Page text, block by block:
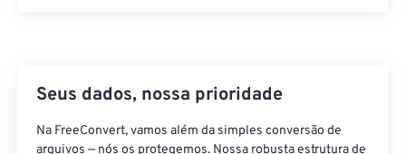
Seus dados, nossa prioridade
Na FreeConvert, vamos além da simples conversão de
arquivos — nós os protegemos. Nossa robusta estrutura de